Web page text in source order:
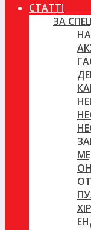
СТАТТІ
ЗА